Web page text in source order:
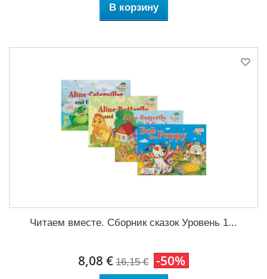
В корзину
Читаем вместе. Сборник сказок Уровень 1...
8,08 € 16,15 € -50%